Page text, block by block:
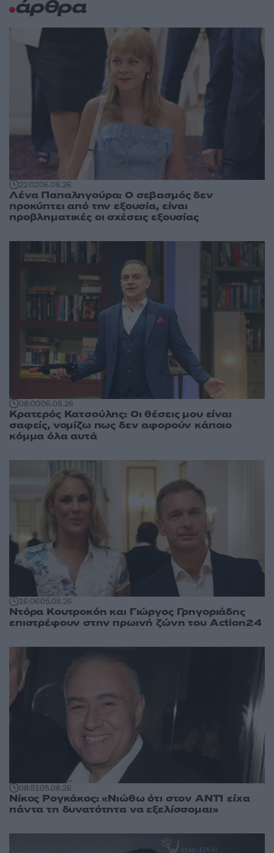
άρθρα
22:0206.08.26
Λένα Παπαληγούρα: Ο σεβασμός δεν
προκύπτει από την εξουσία, είναι
προβληματικές οι σχέσεις εξουσίας
08:0006.08.26
Κρατερός Κατσούλης: Οι θέσεις μου είναι
σαφείς, νομίζω πως δεν αφορούν κάποιο
κόμμα όλα αυτά
16:0605.08.26
Ντόρα Κουτροκόη και Γιώργος Γρηγοριάδης
επιστρέφουν στην πρωινή ζώνη του Action24
08:5105.08.26
Νίκος Ρογκάκος: «Νιώθω ότι στον ΑΝΤ1 είχα
πάντα τη δυνατότητα να εξελίσσομαι»